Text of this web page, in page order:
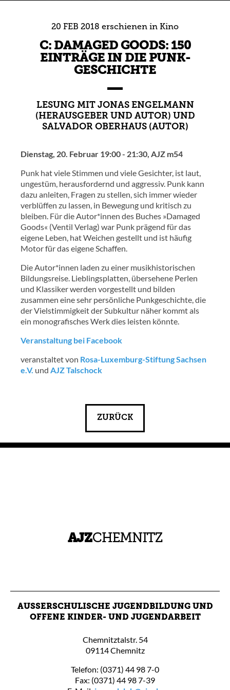
20 FEB 2018 erschienen in Kino
C: DAMAGED GOODS: 150
EINTRÄGE IN DIE PUNK-
GESCHICHTE
LESUNG MIT JONAS ENGELMANN
(HERAUSGEBER UND AUTOR) UND
SALVADOR OBERHAUS (AUTOR)
Dienstag, 20. Februar 19:00 - 21:30, AJZ m54
Punk hat viele Stimmen und viele Gesichter, ist laut,
ungestüm, herausfordernd und aggressiv. Punk kann
dazu anleiten, Fragen zu stellen, sich immer wieder
verblüffen zu lassen, in Bewegung und kritisch zu
bleiben. Für die Autor*innen des Buches »Damaged
Goods« (Ventil Verlag) war Punk prägend für das
eigene Leben, hat Weichen gestellt und ist häufig
Motor für das eigene Schaffen.
Die Autor*innen laden zu einer musikhistorischen
Bildungsreise. Lieblingsplatten, übersehene Perlen
und Klassiker werden vorgestellt und bilden
zusammen eine sehr persönliche Punkgeschichte, die
der Vielstimmigkeit der Subkultur näher kommt als
ein monografisches Werk dies leisten könnte.
Veranstaltung bei Facebook
veranstaltet von Rosa-Luxemburg-Stiftung Sachsen
e.V. und AJZ Talschock
ZURÜCK
AUSSERSCHULISCHE JUGENDBILDUNG UND O
FFENE KINDER- UND JUGENDARBEIT
Chemnitztalstr. 54
09114 Chemnitz
Telefon: (0371) 44 98 7-0
Fax: (0371) 44 98 7-39